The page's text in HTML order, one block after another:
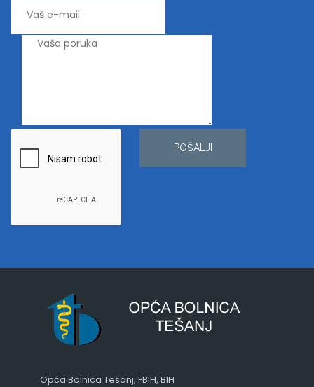
POŠALJI
Opća Bolnica Tešanj, FBIH, BIH